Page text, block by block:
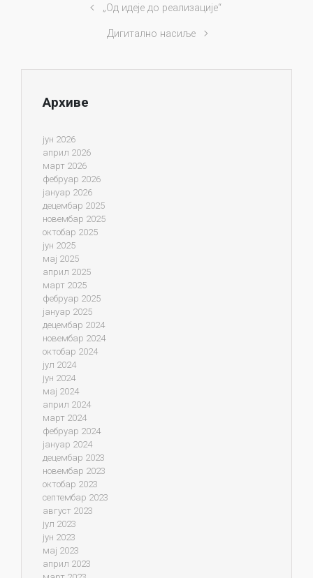
„Од идеје до реализације“
Дигитално насиље
Архиве
јун 2026
април 2026
март 2026
фебруар 2026
јануар 2026
децембар 2025
новембар 2025
октобар 2025
јун 2025
мај 2025
април 2025
март 2025
фебруар 2025
јануар 2025
децембар 2024
новембар 2024
октобар 2024
јул 2024
јун 2024
мај 2024
април 2024
март 2024
фебруар 2024
јануар 2024
децембар 2023
новембар 2023
октобар 2023
септембар 2023
август 2023
јул 2023
јун 2023
мај 2023
април 2023